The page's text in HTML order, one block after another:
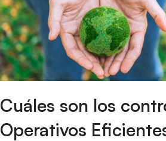
Cuáles son los
Operativos